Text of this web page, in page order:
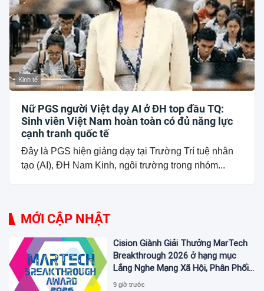
Kinh tế
Nữ PGS người Việt dạy AI ở ĐH top đầu TQ:
Sinh viên Việt Nam hoàn toàn có đủ năng lực
cạnh tranh quốc tế
Đây là PGS hiện giảng dạy tại Trường Trí tuệ nhân
tạo (AI), ĐH Nam Kinh, ngôi trường trong nhóm...
MỚI CẬP NHẬT
Cision Giành Giải Thưởng MarTech
Breakthrough 2026 ở hạng mục
Lắng Nghe Mạng Xã Hội, Phân Phối
Thông Cáo Báo Chí và Tối Ưu Hóa
9 giờ trước